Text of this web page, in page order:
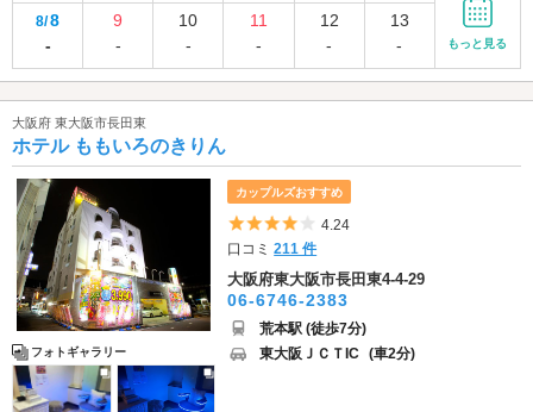
8/8
-
9
-
10
-
11
-
12
-
13
-
もっと見る
大阪府 東大阪市長田東
ホテル ももいろのきりん
フォトギャラリー
カップルズおすすめ
5つ星のうち4
4.24
口コミ211 件
大阪府東大阪市長田東4-4-29
06-6746-2383
荒本駅 (徒歩7分)
東大阪ＪＣＴIC (車2分)